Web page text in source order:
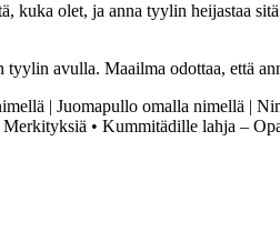
olet, ja anna tyylin heijastaa
avulla. Maailma odottaa, että
| Juomapullo omalla nimellä |
Merkityksiä • Kummitädille lahja –